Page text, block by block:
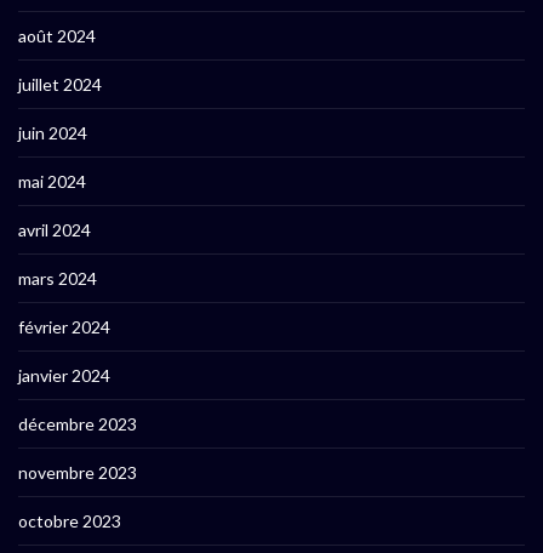
août 2024
juillet 2024
juin 2024
mai 2024
avril 2024
mars 2024
février 2024
janvier 2024
décembre 2023
novembre 2023
octobre 2023